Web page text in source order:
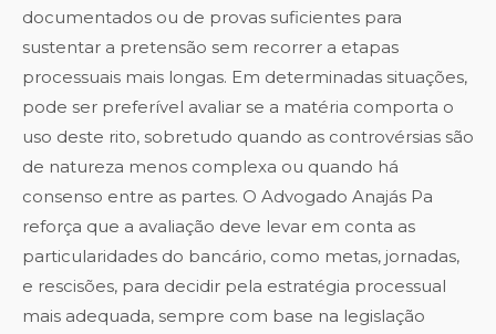
documentados ou de provas suficientes para
sustentar a pretensão sem recorrer a etapas
processuais mais longas. Em determinadas situações,
pode ser preferível avaliar se a matéria comporta o
uso deste rito, sobretudo quando as controvérsias são
de natureza menos complexa ou quando há
consenso entre as partes. O Advogado Anajás Pa
reforça que a avaliação deve levar em conta as
particularidades do bancário, como metas, jornadas,
e rescisões, para decidir pela estratégia processual
mais adequada, sempre com base na legislação